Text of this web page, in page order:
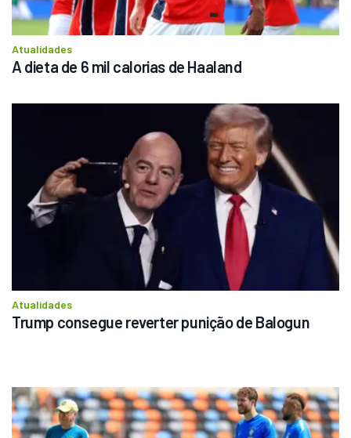
Atualidades
A dieta de 6 mil calorias de Haaland
Atualidades
Trump consegue reverter punição de Balogun